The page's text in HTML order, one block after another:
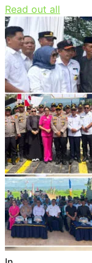
Read out all